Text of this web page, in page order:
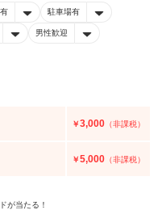
駐車場有
男性歓迎
￥3,000 （非課税）
￥5,000 （非課税）
が当たる！